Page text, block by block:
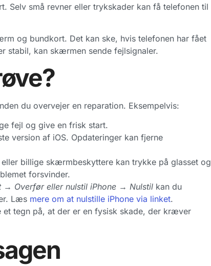
Selv små revner eller trykskader kan få telefonen til
og bundkort. Det kan ske, hvis telefonen har fået
stabil, kan skærmen sende fejlsignaler.
du overvejer en reparation. Eksempelvis:
fejl og give en frisk start.
version af iOS. Opdateringer kan fjerne
billige skærmbeskyttere kan trykke på glasset og
forsvinder.
→ Overfør eller nulstil iPhone → Nulstil kan du
Læs mere om at nulstille iPhone via linket.
tegn på, at der er en fysisk skade, der kræver